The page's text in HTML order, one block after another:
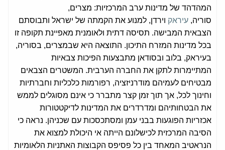
המהדהד של מדינות ערב המרכזיות: מצרים,
סוריה, עיראק וירדן, למנוע את הקמתה של ישראל ותבוסתם
הצבאית המבישה. תסיסה דתית ולאומנית מאפיינת תקופה זו
בכל מדינות המזרח התיכון. התוצאה היא שבמצרים, בסוריה,
בעיראק, בלוב ובסודאן מתבצעות הפיכות צבאיות
המתיימרות לתקן את החברה הערבית. המשטרים הצבאים
מבטיחים לעמיהם מודרניזציה, רפורמות כלכליות וחברתיות
וחינוך לכל, אך תוך זמן קצר מתברר כי אינם מסוגלים לממש
את הבטחותיהם ומדרדרים את המדינות לדיקטטורות
אכזריות הפוגעות בבני עמן ומסתכסכות עם שכניהן. נראה כי
הסיבה המרכזית לכישלונם הייתה אי היכולת למצוא את
הנראטיב המאחד בין כל פסיפס הקבוצות האתניות הלאומיות